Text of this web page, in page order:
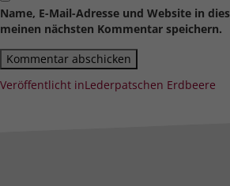
Name, E-Mail-Adresse und Website in
meinen nächsten Kommentar speichern.
Beitragsnavigation
Veröffentlicht inLederpatschen Erdbeere